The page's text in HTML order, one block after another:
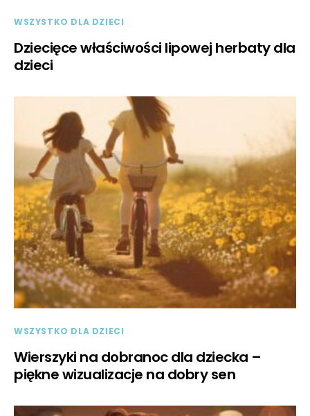
WSZYSTKO DLA DZIECI
Dziecięce właściwości lipowej herbaty dla
dzieci
WSZYSTKO DLA DZIECI
Wierszyki na dobranoc dla dziecka –
piękne wizualizacje na dobry sen